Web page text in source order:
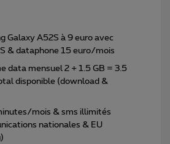
Galaxy A52S à 9 euro avec
S & dataphone 15 euro/mois
data mensuel 2 + 1.5 GB = 3.5
disponible (download &
mois & sms illimités
nationales & EU